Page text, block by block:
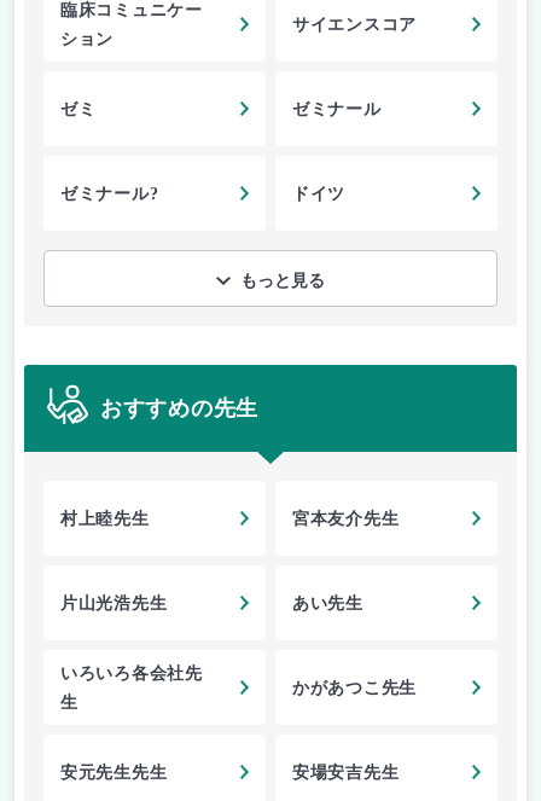
臨床コミュニケー
ション
サイエンスコア
ゼミ ゼミナール
ゼミナール? ドイツ
もっと見る
おすすめの先生
村上睦先生 宮本友介先生
片山光浩先生 あい先生
いろいろ各会社先
生
かがあつこ先生
安元先生先生 安場安吉先生